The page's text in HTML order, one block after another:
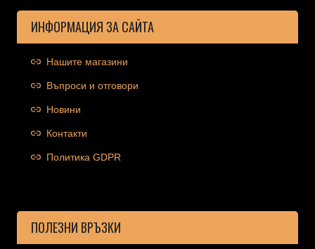
ИНФОРМАЦИЯ ЗА САЙТА
Нашите магазини
Въпроси и отговори
Новини
Контакти
Политика GDPR
ПОЛЕЗНИ ВРЪЗКИ